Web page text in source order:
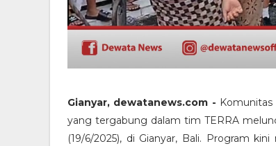
Gianyar, dewatanews.com -
yang tergabung dalam tim TERRA
(19/6/2025), di Gianyar, Bali. Program